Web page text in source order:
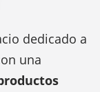
dedicado a
una